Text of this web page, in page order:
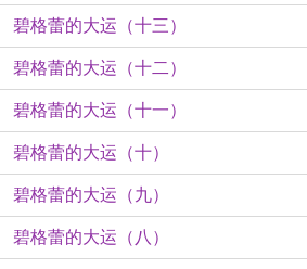
碧格蕾的大运（十三）
碧格蕾的大运（十二）
碧格蕾的大运（十一）
碧格蕾的大运（十）
碧格蕾的大运（九）
碧格蕾的大运（八）